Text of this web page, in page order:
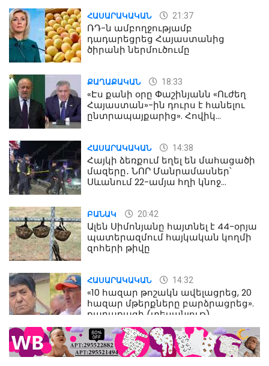
ՀԱՍԱՐԱԿԱԿԱՆ 21:37
ՌԴ-ն ամբողջությամբ
դադարեցրեց Հայաստանից
ծիրանի ներմուծումը
ՔԱՂԱՔԱԿԱՆ 18:33
«Էս քանի օրը Փաշինյանն «Ուժեղ
Հայաստան»-ին դուրս է հանելու
ընտրապայքարից». Հովիկ
ՀԱՍԱՐԱԿԱԿԱՆ 14:38
Հայկի ձեռքում եղել են մահացածի
մազերը․ ՆՈՐ Մանրամասներ՝
Սևանում 22-ամյա հղի կնոջ
ԲԱՆԱԿ 20:42
Ալեն Սիմոնյանը հայտնել է 44-օրյա
պատերազմում հայկական կողմի
զոհերի թիվը
ՀԱՍԱՐԱԿԱԿԱՆ 14:32
«10 հազար թոշակն ավելացրեց, 20
հազար մթերքները բարձրացրեց».
քաղաքացի (տեսանյութ)
ՔԱՂԱՔԱԿԱՆ 10:52
«Լեզվիդ տալու փոխարեն